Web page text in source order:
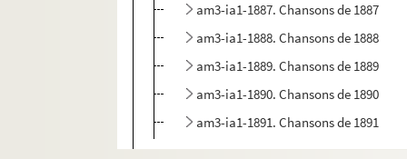
am3-ia1-1887. Chansons de 1887
am3-ia1-1888. Chansons de 1888
am3-ia1-1889. Chansons de 1889
am3-ia1-1890. Chansons de 1890
am3-ia1-1891. Chansons de 1891